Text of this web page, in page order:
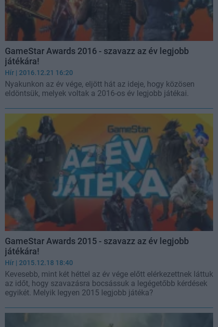
GameStar Awards 2016 - szavazz az év legjobb
játékára!
Hír | 2016.12.21 16:20
Nyakunkon az év vége, eljött hát az ideje, hogy közösen
eldöntsük, melyek voltak a 2016-os év legjobb játékai.
GameStar Awards 2015 - szavazz az év legjobb
játékára!
Hír | 2015.12.18 18:40
Kevesebb, mint két héttel az év vége előtt elérkezettnek láttuk
az időt, hogy szavazásra bocsássuk a legégetőbb kérdések
egyikét. Melyik legyen 2015 legjobb játéka?